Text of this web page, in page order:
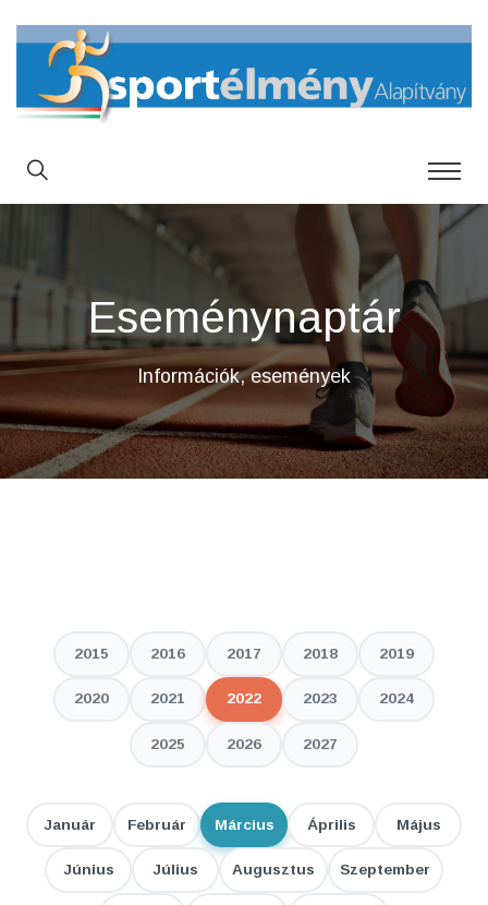
Eseménynaptár
Információk, események
2015 2016 2017 2018 2019
2020 2021 2022 2023 2024
2025 2026 2027
Január Február Március Április Május
Június Július Augusztus Szeptember